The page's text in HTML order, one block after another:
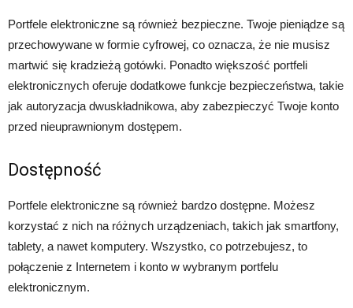
Portfele elektroniczne są również bezpieczne. Twoje pieniądze są
przechowywane w formie cyfrowej, co oznacza, że nie musisz
martwić się kradzieżą gotówki. Ponadto większość portfeli
elektronicznych oferuje dodatkowe funkcje bezpieczeństwa, takie
jak autoryzacja dwuskładnikowa, aby zabezpieczyć Twoje konto
przed nieuprawnionym dostępem.
Dostępność
Portfele elektroniczne są również bardzo dostępne. Możesz
korzystać z nich na różnych urządzeniach, takich jak smartfony,
tablety, a nawet komputery. Wszystko, co potrzebujesz, to
połączenie z Internetem i konto w wybranym portfelu
elektronicznym.